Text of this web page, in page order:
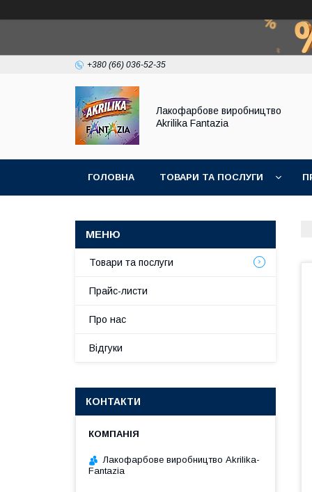
+380 (66) 036-52-35
Лакофарбове виробництво
Akrilika Fantazia
ГОЛОВНА ТОВАРИ ТА ПОСЛУГИ
Товари та послуги
Прайс-листи
Про нас
Відгуки
КОНТАКТИ
Лакофарбове виробництво Akrilika-
Fantazia